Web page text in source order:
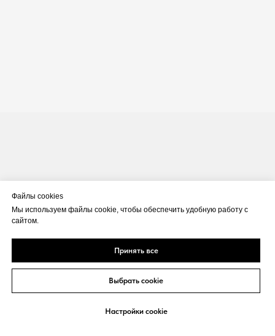
Файлы cookies
Мы используем файлы cookie, чтобы обеспечить удобную работу с
сайтом.
Принять все
Выбрать cookie
Настройки cookie